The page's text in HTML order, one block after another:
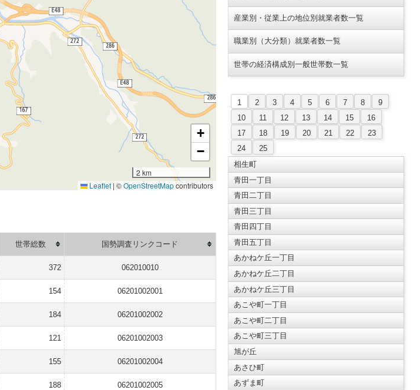
+
−
2 km
Leaflet | ©OpenStreetMapcontributors
世帯総数 国勢調査リンクコード
372 062010010
154 06201002001
184 06201002002
121 06201002003
155 06201002004
188 06201002005
産業別・従業上の地位別就業者数一覧
職業別（大分類）就業者数一覧
世帯の経済構成別一般世帯数一覧
1 2 3 4 5 6 7 8
9
10
11 12 13 14 15
16
17
18 19 20 21 22
23
24
25
相生町
青田一丁目
青田二丁目
青田三丁目
青田四丁目
青田五丁目
あかねケ丘一丁目
あかねケ丘二丁目
あかねケ丘三丁目
あこや町一丁目
あこや町二丁目
あこや町三丁目
旭が丘
あさひ町
あずま町